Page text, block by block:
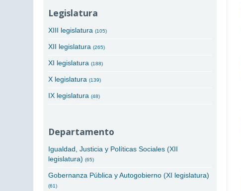
Legislatura
XIII legislatura(105)
XII legislatura(265)
XI legislatura(188)
X legislatura(139)
IX legislatura(48)
Departamento
Igualdad, Justicia y Políticas Sociales (XII
legislatura)(65)
Gobernanza Pública y Autogobierno (XI legislatura)
(61)